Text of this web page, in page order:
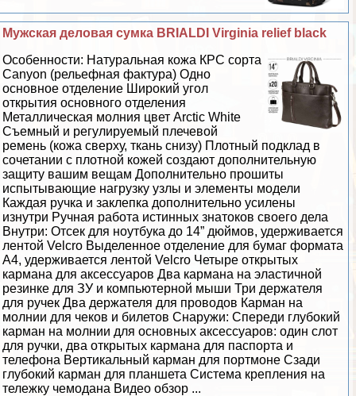
Мужская деловая сумка BRIALDI Virginia relief black
Особенности: Натуральная кожа КРС сорта
Canyon (рельефная фактура) Одно
основное отделение Широкий угол
открытия основного отделения
Металлическая молния цвет Arctic White
Съемный и регулируемый плечевой
ремень (кожа сверху, ткань снизу) Плотный подклад в
сочетании с плотной кожей создают дополнительную
защиту вашим вещам Дополнительно прошиты
испытывающие нагрузку узлы и элементы модели
Каждая ручка и заклепка дополнительно усилены
изнутри Ручная работа истинных знатоков своего дела
Внутри: Отсек для ноутбука до 14” дюймов, удерживается
лентой Velcro Выделенное отделение для бумаг формата
А4, удерживается лентой Velcro Четыре открытых
кармана для аксессуаров Два кармана на эластичной
резинке для ЗУ и компьютерной мыши Три держателя
для ручек Два держателя для проводов Карман на
молнии для чеков и билетов Снаружи: Спереди глубокий
карман на молнии для основных аксессуаров: один слот
для ручки, два открытых кармана для паспорта и
телефона Вертикальный карман для портмоне Сзади
глубокий карман для планшета Система крепления на
тележку чемодана Видео обзор ...